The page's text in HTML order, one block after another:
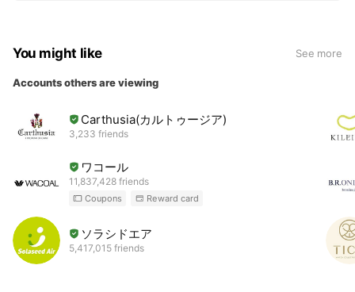
You might like See more
Accounts others are viewing
Carthusia(カルトゥージア)
3,233 friends
ワコール
11,837,428 friends
Coupons Reward card
ソラシドエア
5,417,015 friends